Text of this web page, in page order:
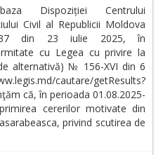
Dispoziției Centrului
Civil al Republicii Moldova
din 23 iulie 2025, în
cu Legea cu privire la
alternativă) № 156-XVI din 6
cautare/getResults?
că, în perioada 01.08.2025-
cererilor motivate din
рrivind scutirea de